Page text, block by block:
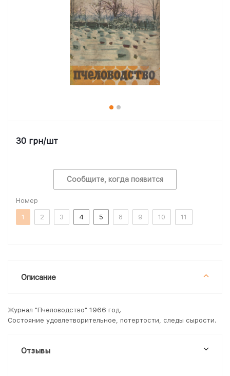
Номер
1 2 3 4 5 8 9 10 11
30 грн/шт
Сообщите, когда появится
Описание
Журнал "Пчеловодство" 1966 год.
Состояние удовлетворительное, потертости, следы сырости.
Отзывы